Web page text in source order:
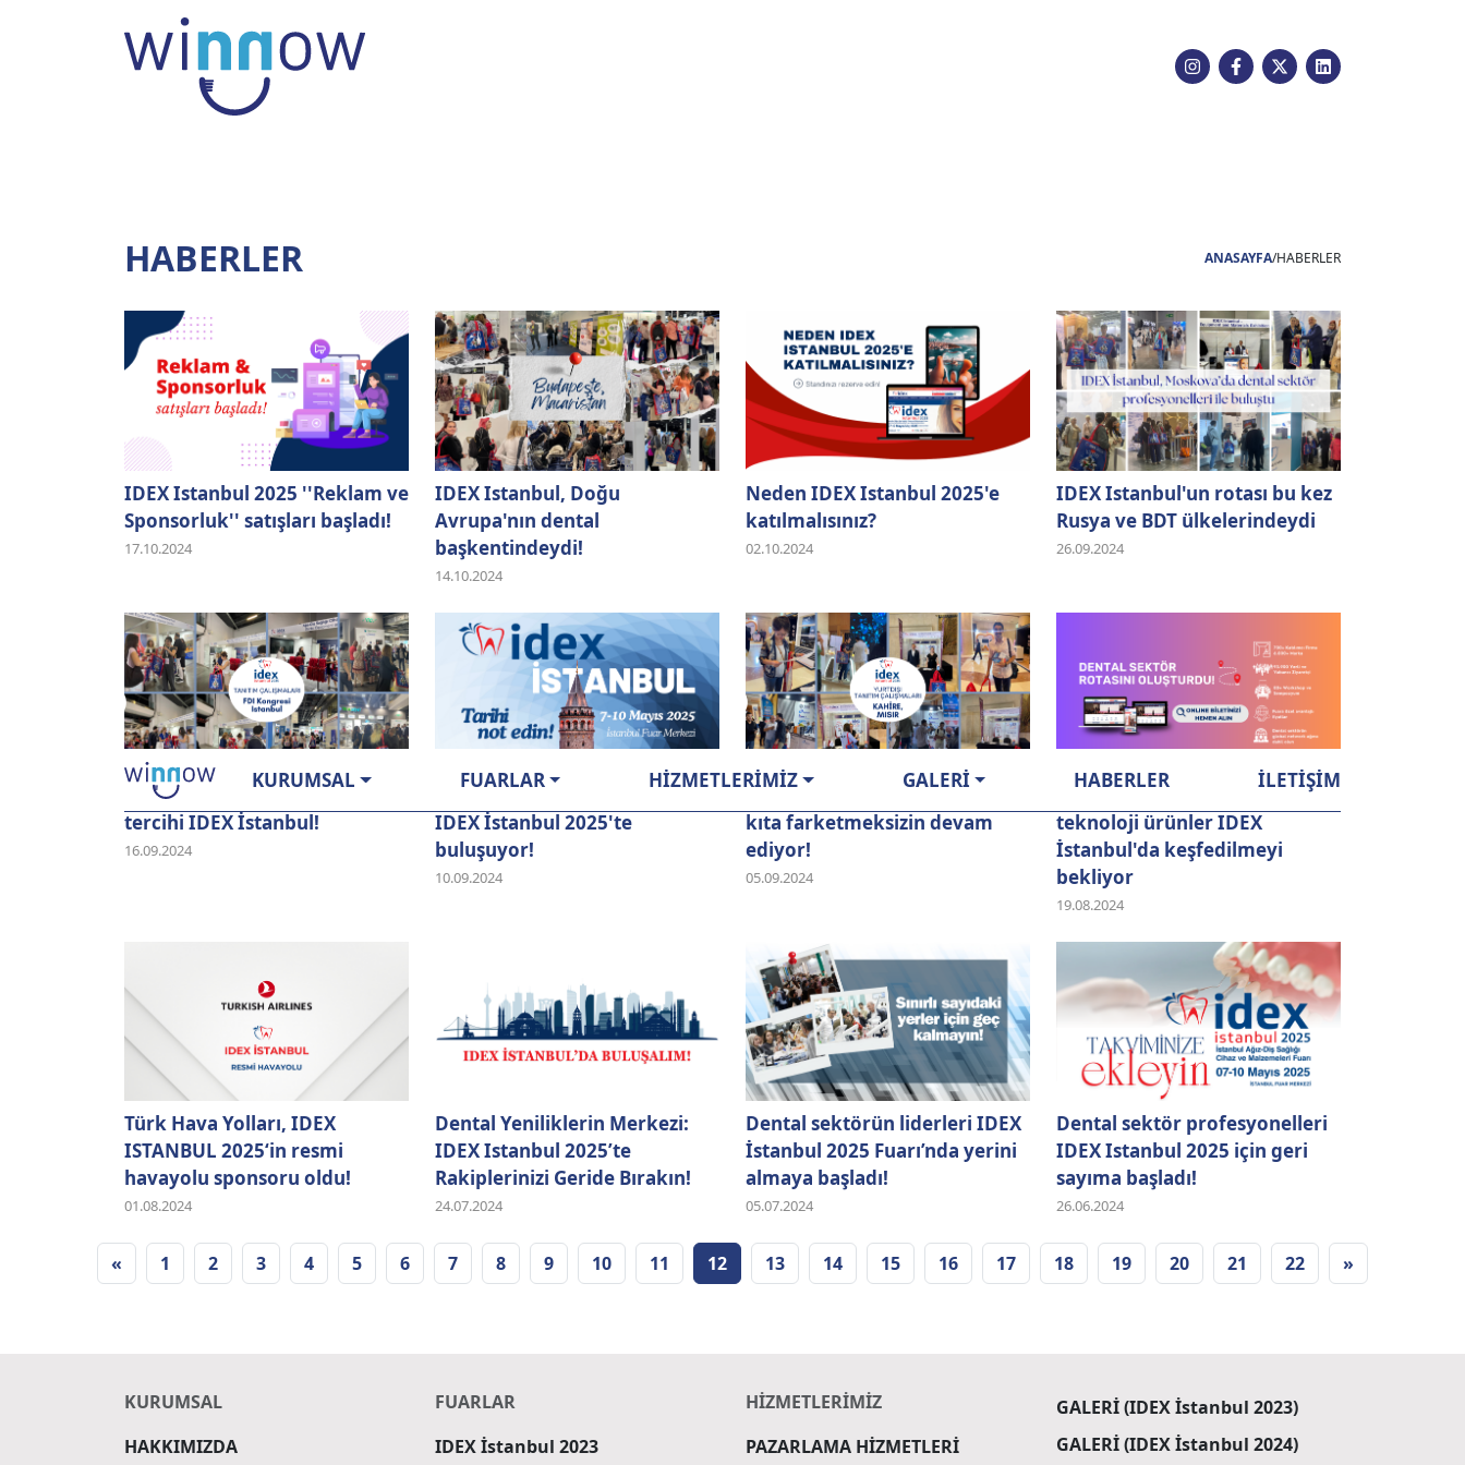
KURUMSAL FUARLAR HİZMETLERİMİZ GALERİ HABERLER İLETİŞİM
HABERLER ANASAYFA/HABERLER
IDEX Istanbul 2025 ''Reklam ve
Sponsorluk'' satışları başladı!
17.10.2024
IDEX Istanbul, Doğu
Avrupa'nın dental
başkentindeydi!
14.10.2024
Neden IDEX Istanbul 2025'e
katılmalısınız?
02.10.2024
IDEX Istanbul'un rotası bu kez
Rusya ve BDT ülkelerindeydi
26.09.2024
Dünya Dişhekimlerinin de
tercihi IDEX İstanbul!
16.09.2024
Dental sektör profesyonelleri
IDEX İstanbul 2025'te
buluşuyor!
10.09.2024
IDEX Istanbul 2025 tanıtımları
kıta farketmeksizin devam
ediyor!
05.09.2024
Ağız ve diş sağlığına dair son
teknoloji ürünler IDEX
İstanbul'da keşfedilmeyi
bekliyor
19.08.2024
Türk Hava Yolları, IDEX
ISTANBUL 2025‘in resmi
havayolu sponsoru oldu!
01.08.2024
Dental Yeniliklerin Merkezi:
IDEX Istanbul 2025’te
Rakiplerinizi Geride Bırakın!
24.07.2024
Dental sektörün liderleri IDEX
İstanbul 2025 Fuarı’nda yerini
almaya başladı!
05.07.2024
Dental sektör profesyonelleri
IDEX Istanbul 2025 için geri
sayıma başladı!
26.06.2024
« 1 2 3 4 5 6 7 8 9 10 11 12 13 14 15 16 17 18 19 20 21 22 »
KURUMSAL
HAKKIMIZDA
FUARLAR
IDEX İstanbul 2023
HİZMETLERİMİZ
PAZARLAMA HİZMETLERİ
GALERİ (IDEX İstanbul 2023)
GALERİ (IDEX İstanbul 2024)